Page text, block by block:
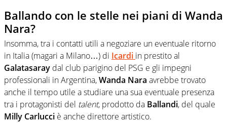
Ballando con le stelle nei piani di Wanda
Nara?
Insomma, tra i contatti utili a negoziare un eventuale ritorno
in Italia (magari a Milano…) di Icardi in prestito al
Galatasaray dal club parigino del PSG e gli impegni
professionali in Argentina,Wanda Nara avrebbe trovato
anche il tempo utile a studiare una sua eventuale presenza
tra i protagonisti del talent, prodotto da Ballandi, del quale
Milly Carlucci è anche direttore artistico.